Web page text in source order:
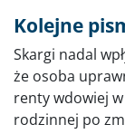
Kolejne
Skargi nadal
że osoba
renty wdowiej
rodzinnej po